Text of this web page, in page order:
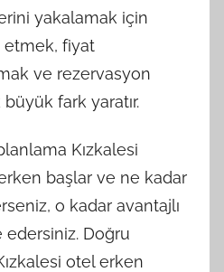
yakalamak için
etmek, fiyat
ve rezervasyon
fark yaratır.
Kızkalesi
başlar ve ne kadar
o kadar avantajlı
Doğru
otel erken